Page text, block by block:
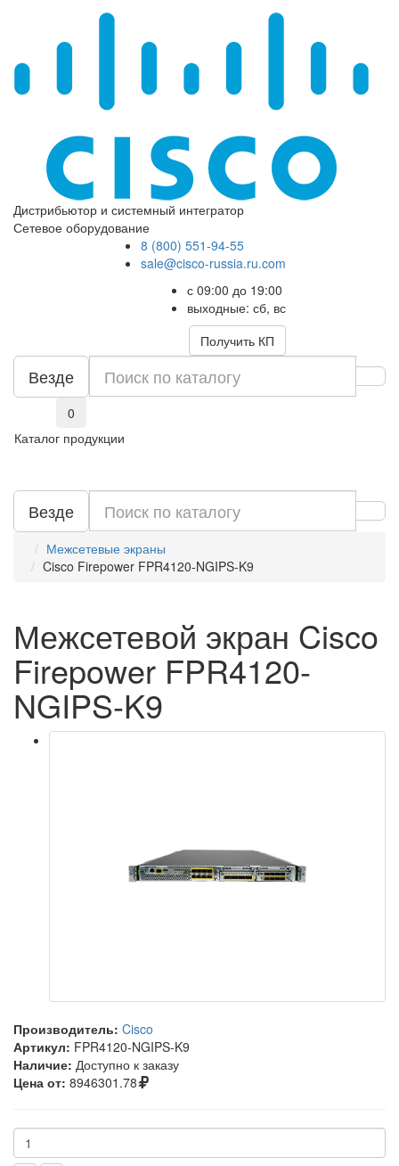
Дистрибьютор и системный интегратор
Сетевое оборудование
8 (800) 551-94-55
sale@cisco-russia.ru.com
с 09:00 до 19:00
выходные: сб, вс
Получить КП
Везде
0
Каталог продукции
Везде
Межсетевые экраны
Cisco Firepower FPR4120-NGIPS-K9
Межсетевой экран Cisco
Firepower FPR4120-
NGIPS-K9
Производитель: Cisco
Артикул: FPR4120-NGIPS-K9
Наличие: Доступно к заказу
Цена от: 8946301.78